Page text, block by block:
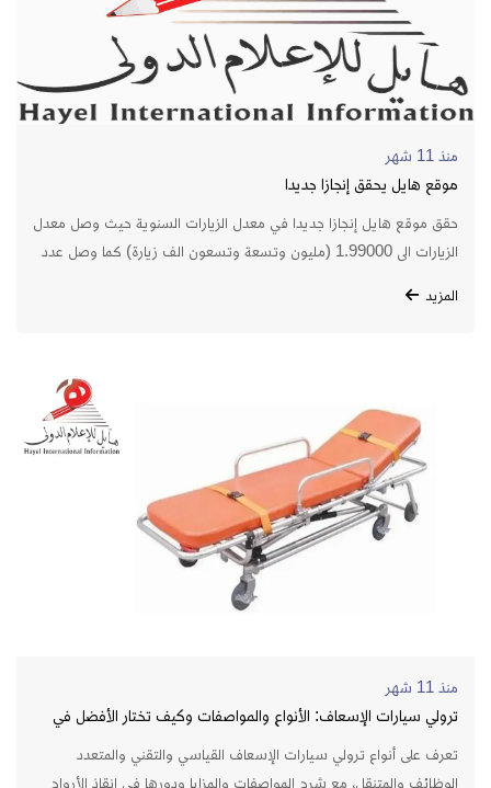
منذ 11 شهر
موقع هايل يحقق إنجازا جديدا
حقق موقع هايل إنجازا جديدا في معدل الزيارات السنوية حيث وصل معدل
الزيارات الى 1.99000 (مليون وتسعة وتسعون الف زيارة) كما وصل عدد
والأردن وليبيا واليابان . الأن يمكنكم الإشتراك في الموقع وعرض
منتجاتكم&nbsp; وخدماتكم وربط موقعكم بموقع هايل
لكسب&nbsp; مزيد من الثقة لدى محركات البحث والحصول على باك
رعاية الموقع ووضع بانر إعلانى في أماكن مميزة بالموقع لمزيد من
المزيد
منذ 11 شهر
ترولي سيارات الإسعاف: الأنواع والمواصفات وكيف تختار الأفضل في
تعرف على أنواع ترولي سيارات الإسعاف القياسي والتقني والمتعدد
الوظائف والمتنقل، مع شرح المواصفات والمزايا ودورها في إنقاذ الأرواح